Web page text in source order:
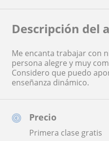
Precio
Primera clase gratis
Descripción del
Me encanta trabajar con
persona alegre y muy
Considero que puedo
enseñanza dinámico.